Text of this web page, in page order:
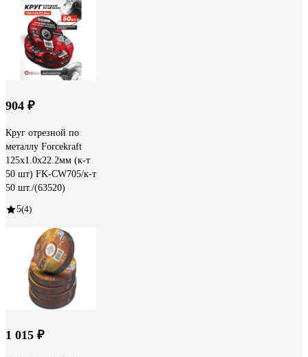
904 ₽
Круг отрезной по
металлу Forcekraft
125x1.0x22.2мм (к-т
50 шт) FK-CW705/к-т
50 шт./(63520)
5(4)
1 015 ₽